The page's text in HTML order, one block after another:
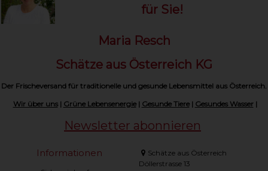
für Sie!
Maria Resch
Schätze aus Österreich KG
Der Frischeversand für traditionelle und gesunde Lebensmittel aus Österreich.
Wir über uns| Grüne Lebensenergie| Gesunde Tiere| Gesundes Wasser|
Newsletter abonnieren
Informationen
Schätze aus Österreich
Döllerstrasse 13